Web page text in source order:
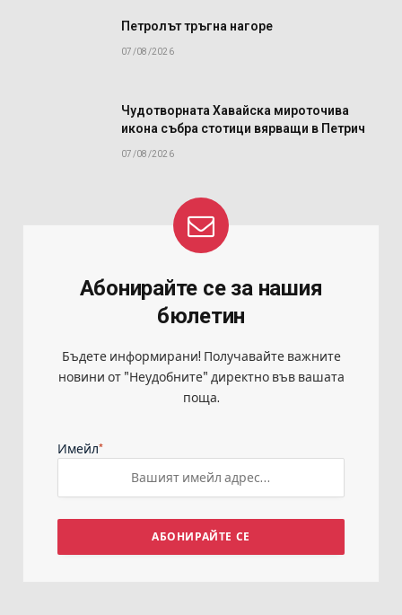
Петролът тръгна нагоре
07/08/2026
Чудотворната Хавайска мироточива
икона събра стотици вярващи в Петрич
07/08/2026
Абонирайте се за нашия
бюлетин
Бъдете информирани! Получавайте важните
новини от "Неудобните" директно във вашата
поща.
Имейл*